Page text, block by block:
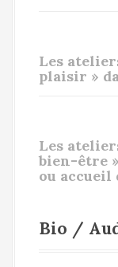
Les
plaisir »
Les
bien-être
ou accueil
Bio /